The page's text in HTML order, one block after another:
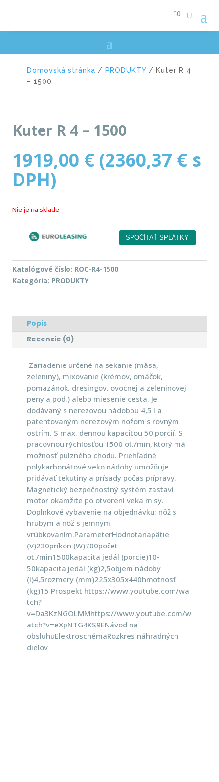
0
Domovská stránka / PRODUKTY / Kuter R 4
– 1500
Kuter R 4 – 1500
1919,00 € (2360,37 € s
DPH)
Nie je na sklade
Katalógové číslo: ROC-R4-1500
Kategória: PRODUKTY
Popis
Recenzie (0)
Zariadenie určené na sekanie (mäsa,
zeleniny), mixovanie (krémov, omáčok,
pomazánok, dresingov, ovocnej a zeleninovej
peny a pod.) alebo miesenie cesta. Je
dodávaný s nerezovou nádobou 4,5 l a
patentovaným nerezovým nožom s rovným
ostrím. S max. dennou kapacitou 50 porcií. S
pracovnou rýchlosťou 1500 ot./min, ktorý má
možnosť pulzného chodu. Priehľadné
polykarbonátové veko nádoby umožňuje
pridávať tekutiny a prísady počas prípravy.
Magnetický bezpečnostný systém zastaví
motor okamžite po otvorení veka misy.
Doplnkové vybavenie na objednávku: nôž s
hrubým a nôž s jemným
vrúbkovaním.ParameterHodnotanapätie
(V)230príkon (W)700počet
ot./min1500kapacita jedál (porcie)10-
50kapacita jedál (kg)2,5objem nádoby
(l)4,5rozmery (mm)225x305x440hmotnosť
(kg)15 Prospekt https://www.youtube.com/wa
tch?
v=Da3KzNGOLMMhttps://www.youtube.com/w
atch?v=eXpNTG4KS9ENávod na
obsluhuElektroschémaRozkres náhradných
dielov